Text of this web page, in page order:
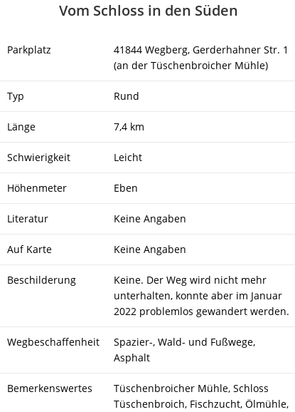
Vom Schloss in den Süden
Parkplatz
41844 Wegberg, Gerderhahner Str. 1
(an der Tüschenbroicher Mühle)
Typ Rund
Länge 7,4 km
Schwierigkeit Leicht
Höhenmeter Eben
Literatur Keine Angaben
Auf Karte Keine Angaben
Beschilderung
Keine. Der Weg wird nicht mehr
unterhalten, konnte aber im Januar
2022 problemlos gewandert werden.
Wegbeschaffenheit
Spazier-, Wald- und Fußwege,
Asphalt
Bemerkenswertes
Tüschenbroicher Mühle, Schloss
Tüschenbroich, Fischzucht, Ölmühle,